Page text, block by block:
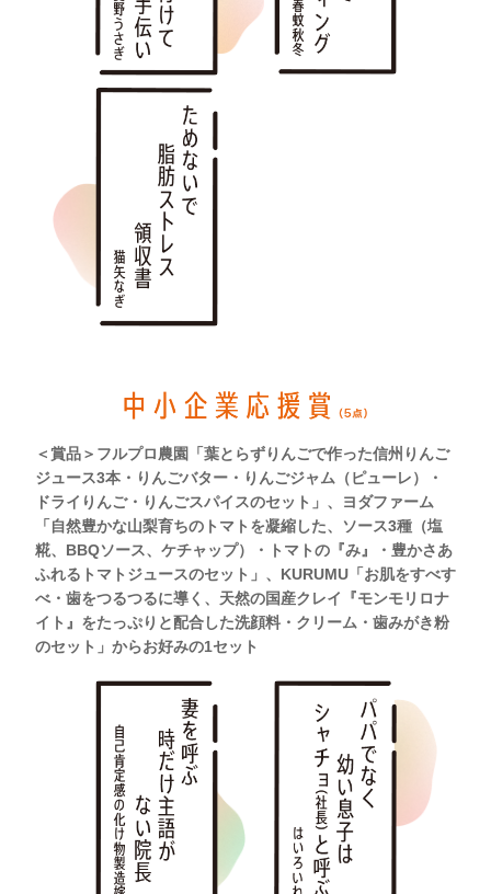
＜賞品＞フルプロ農園「葉とらずりんごで作った信州りんご
ジュース3本・りんごバター・りんごジャム（ピューレ）・
ドライりんご・りんごスパイスのセット」、ヨダファーム
「自然豊かな山梨育ちのトマトを凝縮した、ソース3種（塩
糀、BBQソース、ケチャップ）・トマトの『み』・豊かさあ
ふれるトマトジュースのセット」、KURUMU「お肌をすべす
べ・歯をつるつるに導く、天然の国産クレイ『モンモリロナ
イト』をたっぷりと配合した洗顔料・クリーム・歯みがき粉
のセット」からお好みの1セット